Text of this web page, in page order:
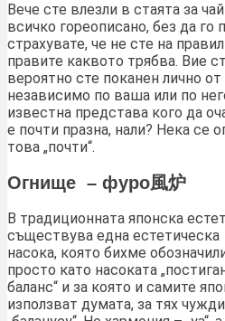
Вече сте влезли в стаята за
всичко гореописано, без да го
страхувате, че не сте на
правите каквото трябва. Вие
вероятно сте поканен лично
независимо по ваша или по
известна представа кого да
е почти празна, нали? Нека се
това „почти“.
Огнище – фуро風炉
В традиционната японска
съществува една естетическа
насока, която бихме
просто като насоката
баланс“ и за която и самите
използват думата, за тях